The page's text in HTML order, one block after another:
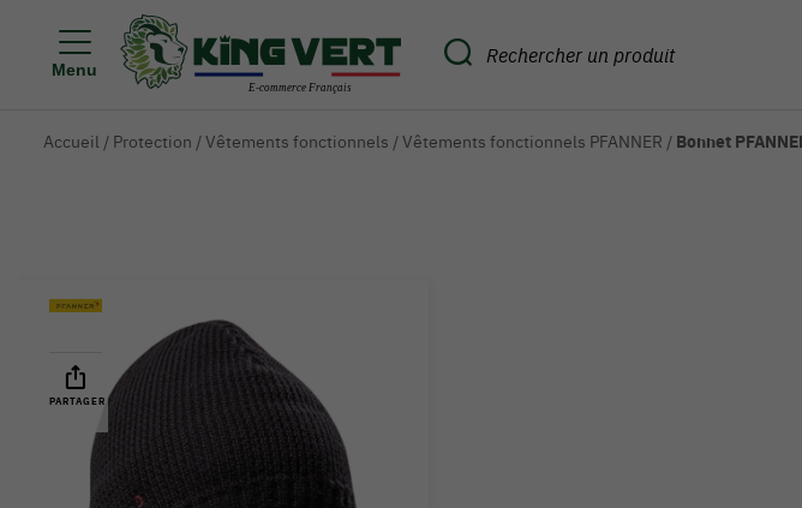
Menu
Accueil / Protection /Vêtements fonctionnels /Vêtements fonctionnels PFANNER / Bonnet
PARTAGER